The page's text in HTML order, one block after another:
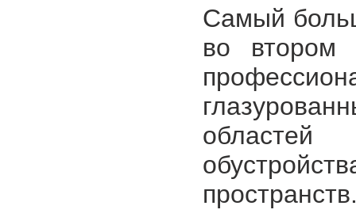
Самый
во втором
областей